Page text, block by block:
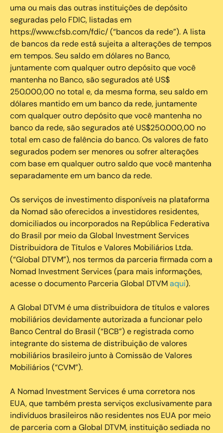
uma ou mais das outras instituições de depósito
seguradas pelo FDIC, listadas em
https://www.cfsb.com/fdic/ (“bancos da rede”). A lista
de bancos da rede está sujeita a alterações de tempos
em tempos. Seu saldo em dólares no Banco,
juntamente com qualquer outro depósito que você
mantenha no Banco, são segurados até US$
250.000,00 no total e, da mesma forma, seu saldo em
dólares mantido em um banco da rede, juntamente
com qualquer outro depósito que você mantenha no
banco da rede, são segurados até US$250.000,00 no
total em caso de falência do banco. Os valores de fato
segurados podem ser menores ou sofrer alterações
com base em qualquer outro saldo que você mantenha
separadamente em um banco da rede.
Os serviços de investimento disponíveis na plataforma
da Nomad são oferecidos a investidores residentes,
domiciliados ou incorporados na República Federativa
do Brasil por meio da Global Investment Services
Distribuidora de Títulos e Valores Mobiliários Ltda.
(“Global DTVM”), nos termos da parceria firmada com a
Nomad Investment Services (para mais informações,
acesse o documento Parceria Global DTVMaqui).
A Global DTVM é uma distribuidora de títulos e valores
mobiliários devidamente autorizada a funcionar pelo
Banco Central do Brasil (“BCB”) e registrada como
integrante do sistema de distribuição de valores
mobiliários brasileiro junto à Comissão de Valores
Mobiliários (“CVM”).
‍A Nomad Investment Services é uma corretora nos
EUA, que também presta serviços exclusivamente para
indivíduos brasileiros não residentes nos EUA por meio
de parceria com a Global DTVM, instituição sediada no